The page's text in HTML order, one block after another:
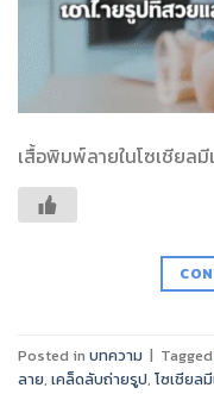
เสื้อพิมพ์ลายในโซเชียล
Posted in บทความ | Tagged
ลาย, เคล็ดลับถ่ายรูป, โซเชียล